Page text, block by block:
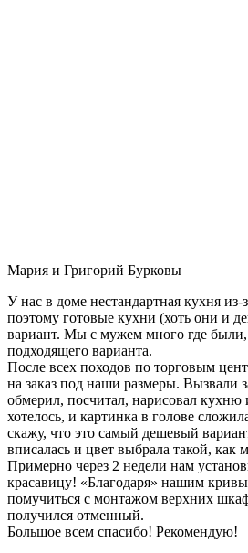
Мария и Григорий Бурковы
У нас в доме нестандартная кухня из-
поэтому готовые кухни (хоть они и
вариант. Мы с мужем много где
подходящего варианта.
После всех походов по торговым
на заказ под наши размеры. Вызвали
обмерил, посчитал, нарисовал кухню
хотелось, и картинка в голове
скажу, что это самый дешевый
вписалась и цвет выбрала такой, как
Примерно через 2 недели нам
красавицу! «Благодаря» нашим
помучиться с монтажом верхних
получился отменный.
Большое всем спасибо! Рекомендую!